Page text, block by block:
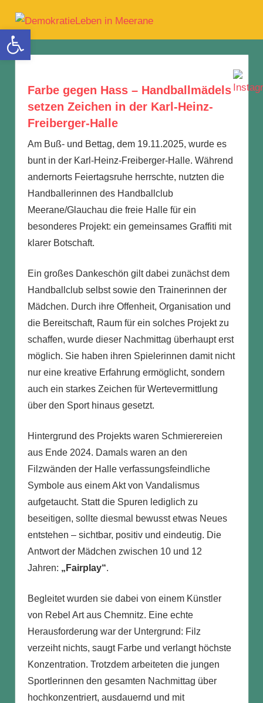
Inhalt
springen
|
Mitbestimmen
Einsetzen
Farbe gegen Hass – Handballmädels
setzen Zeichen in der Karl-Heinz-
Freiberger-Halle
Am Buß- und Bettag, dem 19.11.2025, wurde es
bunt in der Karl-Heinz-Freiberger-Halle. Während
andernorts Feiertagsruhe herrschte, nutzten die
Handballerinnen des Handballclub
Meerane/Glauchau die freie Halle für ein
besonderes Projekt: ein gemeinsames Graffiti mit
klarer Botschaft.
Ein großes Dankeschön gilt dabei zunächst dem
Handballclub selbst sowie den Trainerinnen der
Mädchen. Durch ihre Offenheit, Organisation und
die Bereitschaft, Raum für ein solches Projekt zu
schaffen, wurde dieser Nachmittag überhaupt erst
möglich. Sie haben ihren Spielerinnen damit nicht
nur eine kreative Erfahrung ermöglicht, sondern
auch ein starkes Zeichen für Wertevermittlung
über den Sport hinaus gesetzt.
Hintergrund des Projekts waren Schmierereien
aus Ende 2024. Damals waren an den
Filzwänden der Halle verfassungsfeindliche
Symbole aus einem Akt von Vandalismus
aufgetaucht. Statt die Spuren lediglich zu
beseitigen, sollte diesmal bewusst etwas Neues
entstehen – sichtbar, positiv und eindeutig. Die
Antwort der Mädchen zwischen 10 und 12
Jahren: „Fairplay“.
Begleitet wurden sie dabei von einem Künstler
von Rebel Art aus Chemnitz. Eine echte
Herausforderung war der Untergrund: Filz
verzeiht nichts, saugt Farbe und verlangt höchste
Konzentration. Trotzdem arbeiteten die jungen
Sportlerinnen den gesamten Nachmittag über
hochkonzentriert, ausdauernd und mit
Werkzeugleiste öffnen